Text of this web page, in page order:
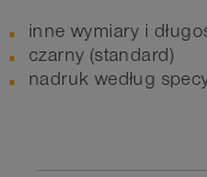
inne wymiary i
czarny (standard)
nadruk według